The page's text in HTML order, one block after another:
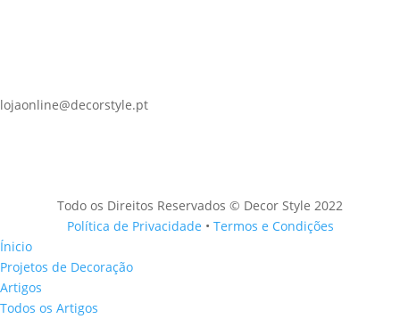
lojaonline@decorstyle.pt
Todo os Direitos Reservados © Decor Style 2022
Política de Privacidade • Termos e Condições
Ínicio
Projetos de Decoração
Artigos
Todos os Artigos